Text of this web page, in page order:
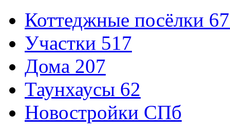
Коттеджные посёлки
Участки 517
Дома 207
Таунхаусы 62
Новостройки СПб